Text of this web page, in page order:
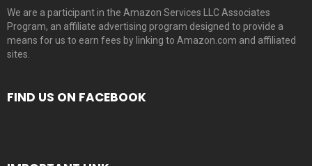
We are a participant in the Amazon Services LLC Associates
Program, an affiliate advertising program designed to provide a
means for us to earn fees by linking to Amazon.com and affiliated
sites.
FIND US ON FACEBOOK